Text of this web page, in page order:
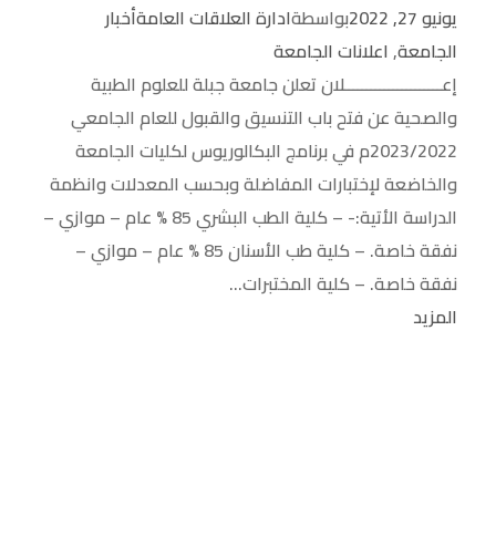
يونيو 27, 2022 بواسطةادارة العلاقات العامةأخبار
الجامعة,اعلانات الجامعة
إعــــــــــــــــــــــلان تعلن جامعة جبلة للعلوم الطبية
والصحية عن فتح باب التنسيق والقبول للعام الجامعي
2023/2022م في برنامج البكالوريوس لكليات الجامعة
والخاضعة لإختبارات المفاضلة وبحسب المعدلات وانظمة
الدراسة الأتية:- – كلية الطب البشري 85 % عام – موازي –
نفقة خاصة. – كلية طب الأسنان 85 % عام – موازي –
نفقة خاصة. – كلية المختبرات...
المزيد